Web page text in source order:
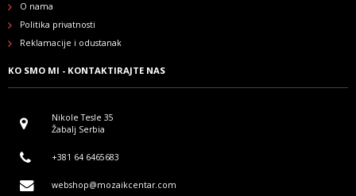
O nama
Politika privatnosti
Reklamacije i odustanak
KO SMO MI - KONTAKTIRAJTE NAS
Nikole Tesle 35
Žabalj Serbia
+381 64 6465683
webshop@mozaikcentar.com